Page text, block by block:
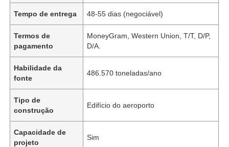
Tempo de entrega 48-55 dias (negociável)
Termos de
pagamento
MoneyGram, Western Union, T/T, D/P,
D/A.
Habilidade da
fonte
486.570 toneladas/ano
Tipo de
construção
Edifício do aeroporto
Capacidade de
projeto
Sim